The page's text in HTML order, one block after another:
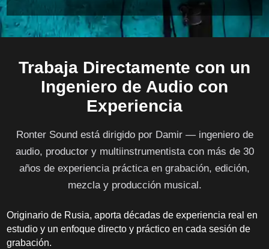
Trabaja Directamente con un
Ingeniero de Audio con
Experiencia
Ronter Sound está dirigido por Damir — ingeniero de
audio, productor y multiinstrumentista con más de 30
años de experiencia práctica en grabación, edición,
mezcla y producción musical.
Originario de Rusia, aporta décadas de experiencia real en
estudio y un enfoque directo y práctico en cada sesión de
grabación.